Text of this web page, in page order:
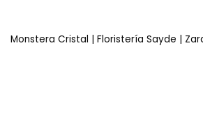
Monstera Cristal | Floristería Sayde |